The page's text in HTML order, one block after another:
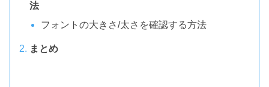
法
フォントの大きさ/太さを確認する方法
まとめ